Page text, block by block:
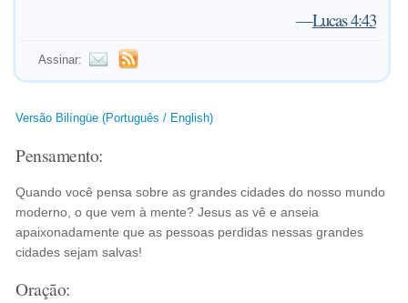
—Lucas 4:43
Assinar:
Versão Bilíngüe (Português / English)
Pensamento:
Quando você pensa sobre as grandes cidades do nosso mundo
moderno, o que vem à mente? Jesus as vê e anseia
apaixonadamente que as pessoas perdidas nessas grandes
cidades sejam salvas!
Oração: